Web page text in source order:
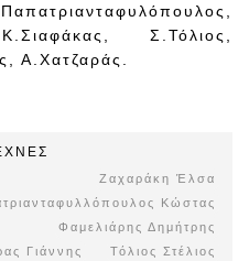
Σ.Τόλιος,
Α.Χατζαράς.
Ζαχαράκη Έλσα
Κώστας
Φαμελιάρης Δημήτρης
Γιάννης
Τόλιος Στέλιος